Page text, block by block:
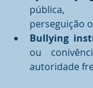
pública,
perseguição
Bullying
ou
autoridade